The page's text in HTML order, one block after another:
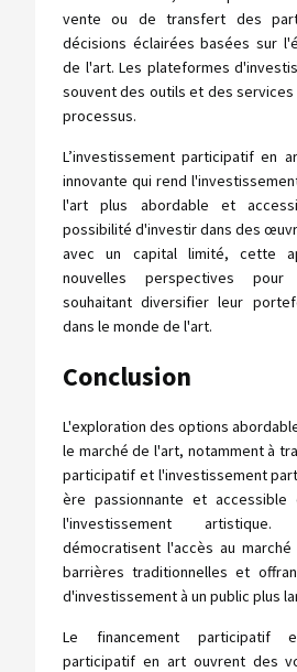
vente ou de transfert des
décisions éclairées basées sur
de l'art. Les plateformes
souvent des outils et des
processus.
L’investissement participatif en
innovante qui rend
l'art plus abordable et
possibilité d'investir dans des
avec un capital limité, cette
nouvelles perspectives pour
souhaitant diversifier leur
dans le monde de l'art.
Conclusion
L'exploration des options
le marché de l'art, notamment à
participatif et l'investissement
ère passionnante et
l'investissement
démocratisent l'accès au
barrières traditionnelles et
d'investissement à un public plus
Le financement participatif
participatif en art ouvrent des